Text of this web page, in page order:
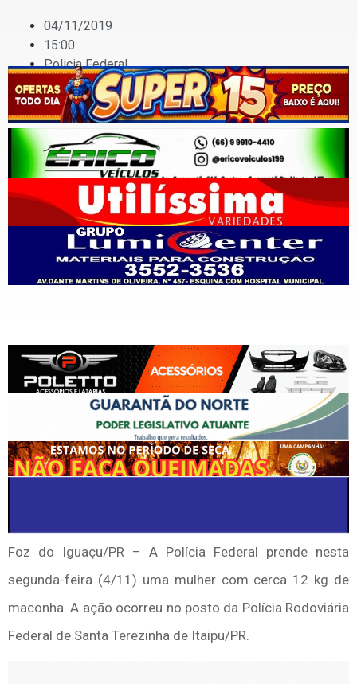
04/11/2019
15:00
Policia Federal
Foz do Iguaçu/PR – A Polícia Federal prende nesta
segunda-feira (4/11) uma mulher com cerca 12 kg de
maconha. A ação ocorreu no posto da Polícia Rodoviária
Federal de Santa Terezinha de Itaipu/PR.